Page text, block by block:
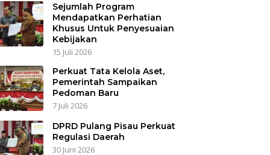
Sejumlah Program
Mendapatkan Perhatian
Khusus Untuk Penyesuaian
Kebijakan
15 Juli 2026
Perkuat Tata Kelola Aset,
Pemerintah Sampaikan
Pedoman Baru
7 Juli 2026
DPRD Pulang Pisau Perkuat
Regulasi Daerah
30 Juni 2026